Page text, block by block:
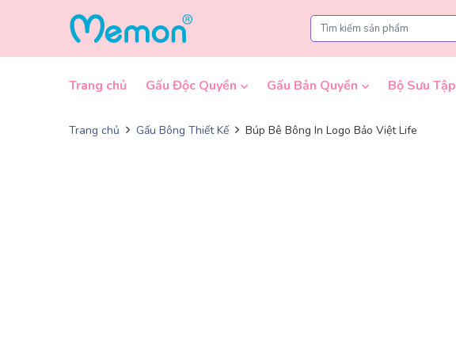
Trang chủ Gấu Độc Quyền Gấu Bản Quyền Bộ Sưu Tập
Trang chủ Gấu Bông Thiết Kế Búp Bê Bông In Logo Bảo Việt Life